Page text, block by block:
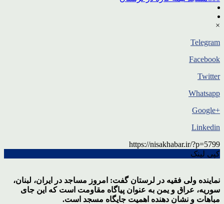
×
Telegram
Facebook
Twitter
Whatsapp
+Google
Linkedin
https://nisakhabar.ir/?p=5799
کپی لینک
نماینده ولی فقیه در لرستان گفت: امروز مساجد در ایران، لبنان،
سوریه، عراق و یمن به عنوان پیاگاه مقاومت است که این جای
مباهات و نشان دهنده اهمیت جایگاه مسجد است.